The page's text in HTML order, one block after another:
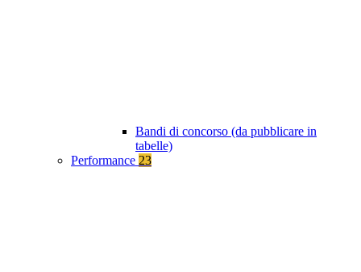
Bandi di concorso (da pubblicare in
tabelle)
Performance 23